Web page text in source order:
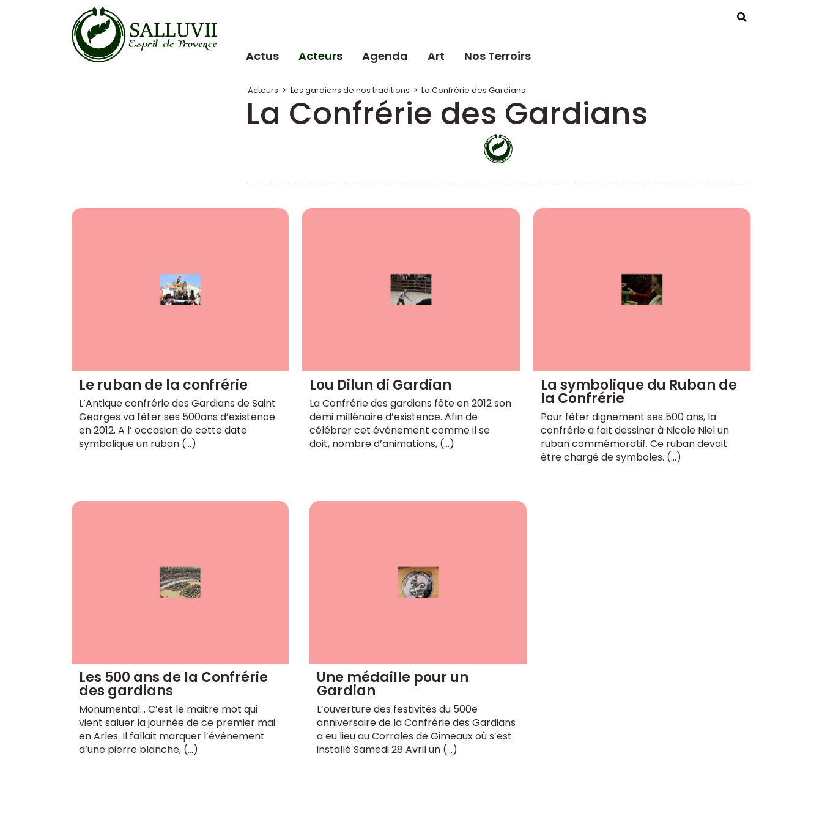
Panneau de gestion des cookies
Actus Acteurs Agenda Art Nos Terroirs
Acteurs > Les gardiens de nos traditions > La Confrérie des Gardians
La Confrérie des Gardians
Le ruban de la confrérie
L’Antique confrérie des Gardians de Saint
Georges va fêter ses 500ans d’existence
en 2012. A l’ occasion de cette date
symbolique un ruban (…)
Lou Dilun di Gardian
La Confrérie des gardians fête en 2012 son
demi millénaire d’existence. Afin de
célébrer cet événement comme il se
doit, nombre d’animations, (…)
La symbolique du Ruban de
la Confrérie
Pour fêter dignement ses 500 ans, la
confrérie a fait dessiner à Nicole Niel un
ruban commémoratif. Ce ruban devait
être chargé de symboles. (…)
Les 500 ans de la Confrérie
des gardians
Monumental... C’est le maitre mot qui
vient saluer la journée de ce premier mai
en Arles. Il fallait marquer l’événement
d’une pierre blanche, (…)
Une médaille pour un
Gardian
L’ouverture des festivités du 500e
anniversaire de la Confrérie des Gardians
a eu lieu au Corrales de Gimeaux où s’est
installé Samedi 28 Avril un (…)